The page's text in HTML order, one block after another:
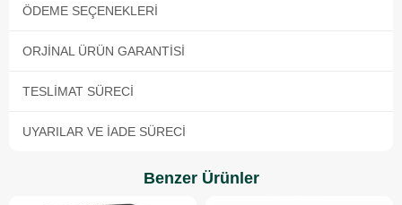
ÖDEME SEÇENEKLERI
ORJINAL ÜRÜN GARANTISI
TESLIMAT SÜRECI
UYARILAR VE İADE SÜRECI
Benzer Ürünler